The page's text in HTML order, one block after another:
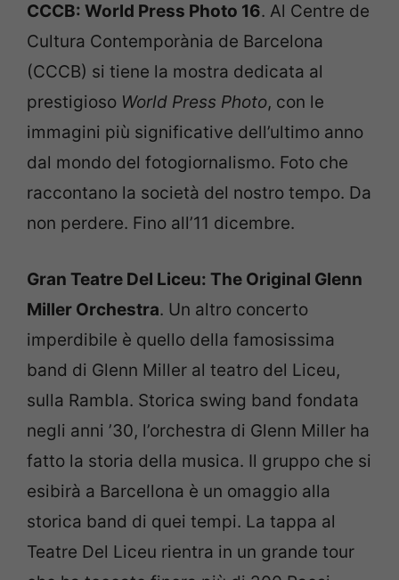
CCCB: World Press Photo 16. Al Centre de
Cultura Contemporània de Barcelona
(CCCB) si tiene la mostra dedicata al
prestigioso World Press Photo, con le
immagini più significative dell’ultimo anno
dal mondo del fotogiornalismo. Foto che
raccontano la società del nostro tempo. Da
non perdere. Fino all’11 dicembre.
Gran Teatre Del Liceu: The Original Glenn
Miller Orchestra. Un altro concerto
imperdibile è quello della famosissima
band di Glenn Miller al teatro del Liceu,
sulla Rambla. Storica swing band fondata
negli anni ’30, l’orchestra di Glenn Miller ha
fatto la storia della musica. Il gruppo che si
esibirà a Barcellona è un omaggio alla
storica band di quei tempi. La tappa al
Teatre Del Liceu rientra in un grande tour